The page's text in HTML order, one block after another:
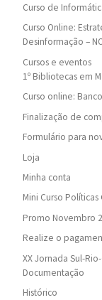
Curso de
Curso Online:
Desinformação –
Cursos e eventos
1º Bibliotecas em
Curso online:
Finalização de
Formulário para
Loja
Minha conta
Mini Curso
Promo Novembro
Realize o
XX Jornada Sul-
Documentação
Histórico